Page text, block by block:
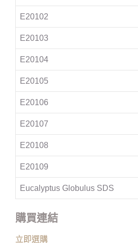
E20102
E20103
E20104
E20105
E20106
E20107
E20108
E20109
Eucalyptus Globulus SDS
購買連結
立即選購